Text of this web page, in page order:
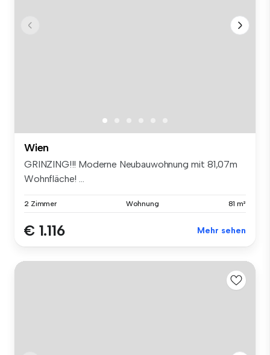
Wien
GRINZING!!! Moderne Neubauwohnung mit 81,07m
Wohnfläche! ...
2 Zimmer Wohnung 81 m²
€ 1.116 Mehr sehen